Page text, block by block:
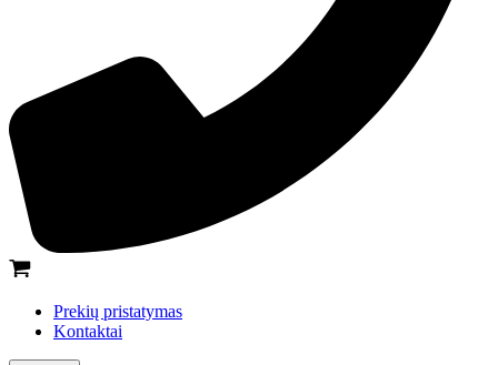
Prekių pristatymas
Kontaktai